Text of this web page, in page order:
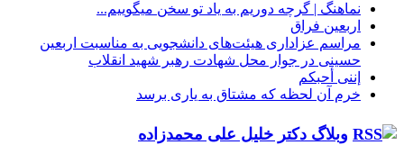
نماهنگ |‌ گرچه دوریم به یاد تو سخن میگوییم...
اربعین فراق
مراسم عزاداری هیئت‌های دانشجویی به مناسبت اربعین
حسینی در جوار محل شهادت رهبر شهید انقلاب
إننی أحبکم
خرم آن لحظه که مشتاق به یاری برسد
وبلاگ دکتر خلیل علی محمدزاده